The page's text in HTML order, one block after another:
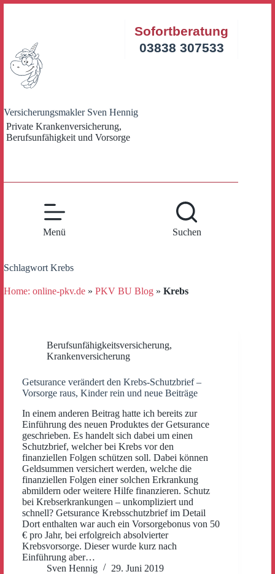
Versicherungsmakler Sven Hennig
Private Krankenversicherung,
Berufsunfähigkeit und Vorsorge
Sofortberatung
03838 307533
Menü Suchen
Schlagwort Krebs
Home: online-pkv.de » PKV BU Blog » Krebs
Berufsunfähigkeitsversicherung,
Krankenversicherung
Getsurance verändert den Krebs-Schutzbrief –
Vorsorge raus, Kinder rein und neue Beiträge
In einem anderen Beitrag hatte ich bereits zur
Einführung des neuen Produktes der Getsurance
geschrieben. Es handelt sich dabei um einen
Schutzbrief, welcher bei Krebs vor den
finanziellen Folgen schützen soll. Dabei können
Geldsummen versichert werden, welche die
finanziellen Folgen einer solchen Erkrankung
abmildern oder weitere Hilfe finanzieren. Schutz
bei Krebserkrankungen – unkompliziert und
schnell? Getsurance Krebsschutzbrief im Detail
Dort enthalten war auch ein Vorsorgebonus von 50
€ pro Jahr, bei erfolgreich absolvierter
Krebsvorsorge. Dieser wurde kurz nach
Einführung aber…
Sven Hennig
29. Juni 2019